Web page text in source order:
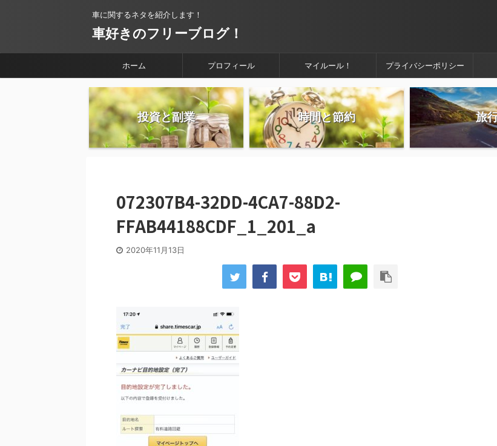
車に関するネタを紹介します！
車好きのフリーブログ！
ホーム プロフィール マイルール！ プライバシーポリシー
投資と副業 時間と節約 旅
072307B4-32DD-4CA7-88D2-
FFAB44188CDF_1_201_a
2020年11月13日